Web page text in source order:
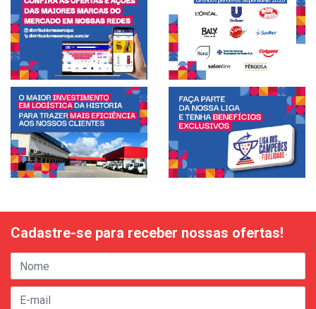
Cadastre-se para receber nossas ofertas!